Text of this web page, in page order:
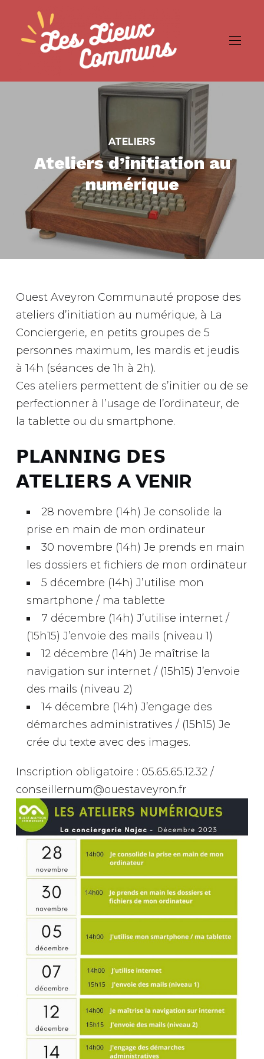
ATELIERS
Ateliers d’initiation au
numérique
Ouest Aveyron Communauté propose des
ateliers d’initiation au numérique, à La
Conciergerie, en petits groupes de 5
personnes maximum, les mardis et jeudis
à 14h (séances de 1h à 2h).
Ces ateliers permettent de s’initier ou de se
perfectionner à l’usage de l’ordinateur, de
la tablette ou du smartphone.
𝗣𝗟𝗔𝗡𝗡𝗜𝗡𝗚 𝗗𝗘𝗦
𝗔𝗧𝗘𝗟𝗜𝗘𝗥𝗦 A VENIR
28 novembre (14h) Je consolide la
prise en main de mon ordinateur
30 novembre (14h) Je prends en main
les dossiers et fichiers de mon ordinateur
5 décembre (14h) J’utilise mon
smartphone / ma tablette
7 décembre (14h) J’utilise internet /
(15h15) J’envoie des mails (niveau 1)
12 décembre (14h) Je maîtrise la
navigation sur internet / (15h15) J’envoie
des mails (niveau 2)
14 décembre (14h) J’engage des
démarches administratives / (15h15) Je
crée du texte avec des images.
Inscription obligatoire : 05.65.65.12.32 /
conseillernum@ouestaveyron.fr